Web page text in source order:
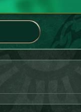
ニュース